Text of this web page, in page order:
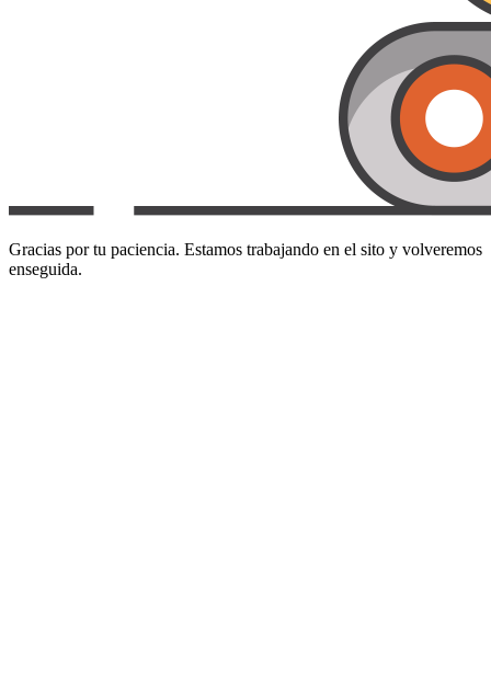
Gracias por tu paciencia. Estamos trabajando en el sito y volveremos
enseguida.